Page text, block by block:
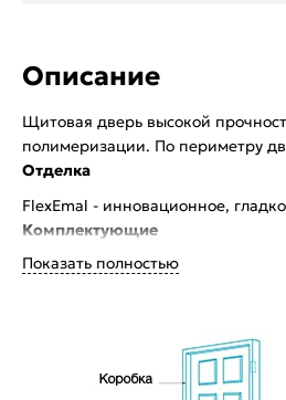
Описание
Щитовая дверь высокой
полимеризации. По периметру
Отделка
FlexEmal - инновационное,
Комплектующие
Врезная магнитная защелка
Показать полностью